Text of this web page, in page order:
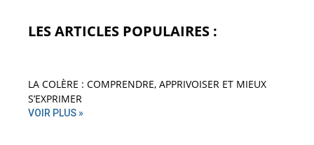
LES ARTICLES POPULAIRES :
LA COLÈRE : COMPRENDRE, APPRIVOISER ET MIEUX
S’EXPRIMER
VOIR PLUS »